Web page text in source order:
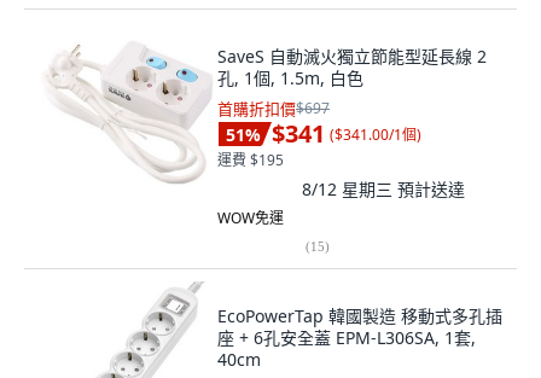
SaveS 自動滅火獨立節能型延長線 2
孔, 1個, 1.5m, 白色
首購折扣價$697
51% $341 ($341.00/1個)
運費 $195
8/12 星期三 預計送達
WOW免運
(15)
EcoPowerTap 韓國製造 移動式多孔插
座 + 6孔安全蓋 EPM-L306SA, 1套,
40cm